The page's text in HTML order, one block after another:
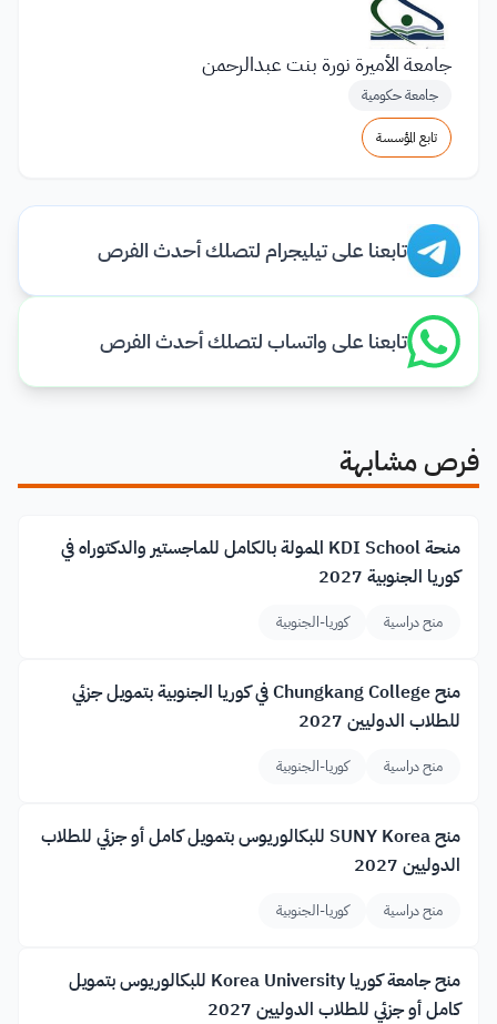
جامعة الأميرة نورة بنت عبدالرحمن
جامعة حكومية
تابع المؤسسة
تابعنا على تيليجرام لتصلك أحدث الفرص
تابعنا على واتساب لتصلك أحدث الفرص
فرص مشابهة
منحة KDI School الممولة بالكامل للماجستير والدكتوراه في
كوريا الجنوبية 2027
منح دراسية كوريا-الجنوبية
منح Chungkang College في كوريا الجنوبية بتمويل جزئي
للطلاب الدوليين 2027
منح دراسية كوريا-الجنوبية
منح SUNY Korea للبكالوريوس بتمويل كامل أو جزئي للطلاب
الدوليين 2027
منح دراسية كوريا-الجنوبية
منح جامعة كوريا Korea University للبكالوريوس بتمويل
كامل أو جزئي للطلاب الدوليين 2027